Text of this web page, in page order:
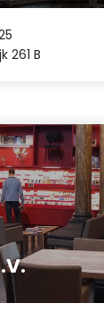
261 B